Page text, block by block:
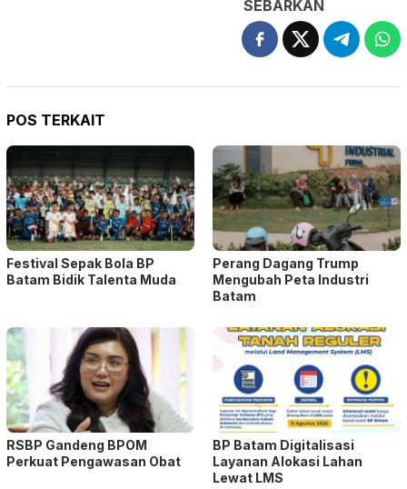
SEBARKAN
POS TERKAIT
Festival Sepak Bola BP
Batam Bidik Talenta Muda
Perang Dagang Trump
Mengubah Peta Industri
Batam
RSBP Gandeng BPOM
Perkuat Pengawasan Obat
BP Batam Digitalisasi
Layanan Alokasi Lahan
Lewat LMS